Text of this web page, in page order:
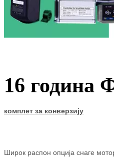
16 година
комплет за конверзију
Широк распон опција снаге